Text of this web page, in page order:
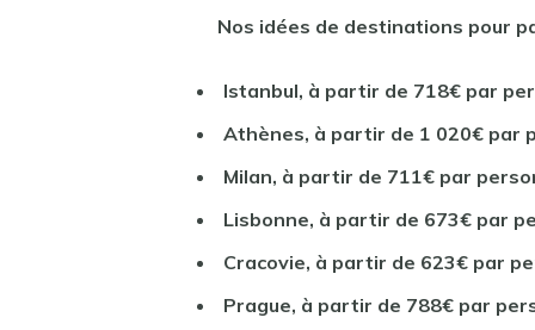
Nos idées de destinations pour
Istanbul, à partir de 718€ par
Athènes, à partir de 1 020€ par
Milan, à partir de 711€ par
Lisbonne, à partir de 673€ par
Cracovie, à partir de 623€ par
Prague, à partir de 788€ par